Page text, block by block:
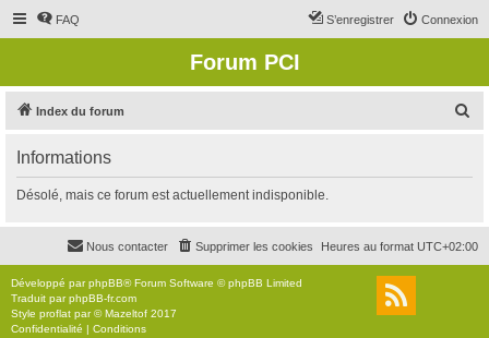
FAQ Connexion
S’enregistrer
Forum PCI
Index du forum
r
c
Informations
Désolé, mais ce forum est actuellement indisponible.
Heures au format UTC+02:00
Supprimer les cookies
Nous contacter
Développé parphpBB® Forum Software © phpBB Limited
Traduit parphpBB-fr.com
Style proflat par ©Mazeltof 2017
Confidentialité | Conditions